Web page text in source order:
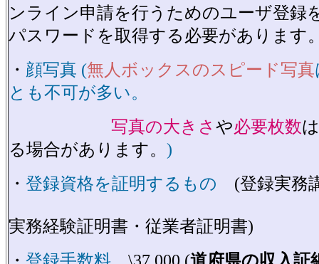
ンライン申請を行うためのユーザ登録
パスワードを取得する必要があります
・ 顔写真 (無人ボックスのスピード写真
とも不可が多い。
写真の大きさ や必要枚数
る場合があります。 )
・ 登録資格を証明するもの (登録実務
実務経験証明書・従業者証明書)
・ 登録手数料 \37,000 (道府県の収入証